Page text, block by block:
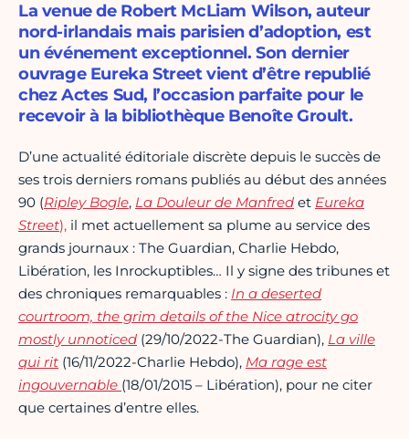
La venue de Robert McLiam Wilson, auteur
nord-irlandais mais parisien d’adoption, est
un événement exceptionnel. Son dernier
ouvrage Eureka Street vient d’être republié
chez Actes Sud, l’occasion parfaite pour le
recevoir à la bibliothèque Benoîte Groult.
D’une actualité éditoriale discrète depuis le succès de
ses trois derniers romans publiés au début des années
90 (Ripley Bogle, La Douleur de Manfred et Eureka
Street), il met actuellement sa plume au service des
grands journaux : The Guardian, Charlie Hebdo,
Libération, les Inrockuptibles… Il y signe des tribunes et
des chroniques remarquables : In a deserted
courtroom, the grim details of the Nice atrocity go
mostly unnoticed (29/10/2022-The Guardian), La ville
qui rit (16/11/2022-Charlie Hebdo), Ma rage est
ingouvernable (18/01/2015 – Libération), pour ne citer
que certaines d’entre elles.